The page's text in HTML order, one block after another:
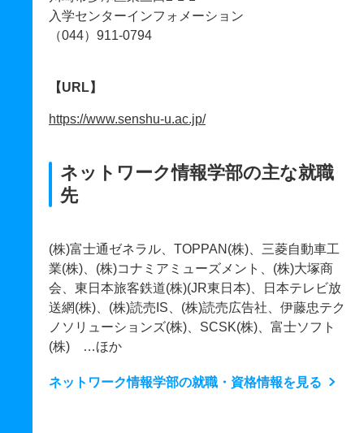
入学センターインフォメーション
（044）911-0794
【URL】
https://www.senshu-u.ac.jp/
ネットワーク情報学部の主な就職
先
(株)富士通ゼネラル、TOPPAN(株)、三菱自動車工
業(株)、(株)コナミアミューズメント、(株)大塚商
会、東日本旅客鉄道(株)(JR東日本)、日本テレビ放
送網(株)、(株)読売IS、(株)読売広告社、伊藤忠テク
ノソリューションズ(株)、SCSK(株)、富士ソフト
(株) …ほか
ネットワーク情報学部の就職・資格情報を見る